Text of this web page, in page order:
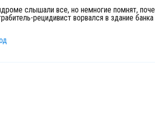
слышали все, но немногие помнят,
рецидивист ворвался в здание банка